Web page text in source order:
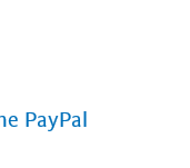
PayPal